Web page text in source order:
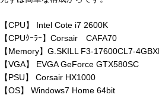
【CPU】 Intel Cote i7 2600K
【CPUｸｰﾗｰ】Corsair CAFA70
【Memory】G.SKILL F3-17600CL7-
【VGA】 EVGA GeForce GTX580SC
【PSU】 Corsair HX1000
【OS】 Windows7 Home 64bit